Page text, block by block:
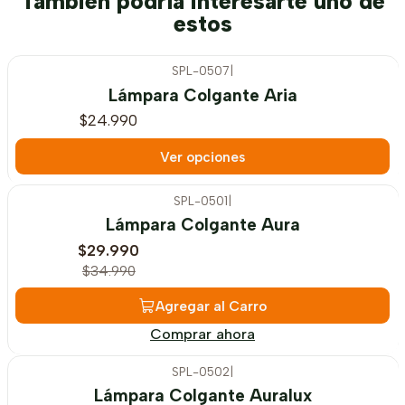
estos
SPL-0507
Lámpara Colgante Aria
$24.990
Ver opciones
SPL-0501
Lámpara Colgante Aura
$29.990
$34.990
Agregar al Carro
Comprar ahora
OFF
SPL-0502
Lámpara Colgante Auralux